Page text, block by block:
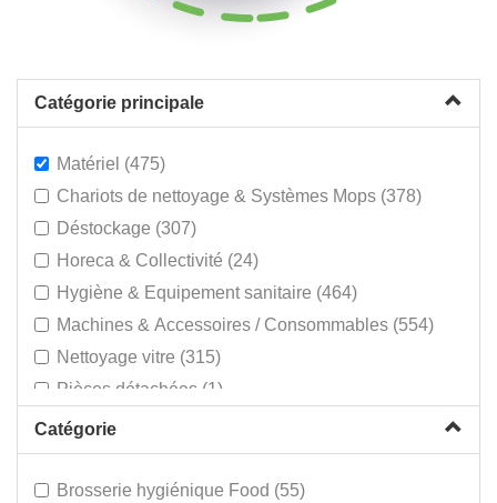
Catégorie principale
Matériel (475)
Chariots de nettoyage & Systèmes Mops (378)
Déstockage (307)
Horeca & Collectivité (24)
Hygiène & Equipement sanitaire (464)
Machines & Accessoires / Consommables (554)
Nettoyage vitre (315)
Pièces détachées (1)
Poubelles & sacs (182)
Produits de nettoyage (814)
Protection individuelle (95)
Catégorie
Brosserie hygiénique Food (55)